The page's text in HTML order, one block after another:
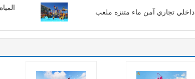
داخلي تجاري آمن ماء متنزه ملعب